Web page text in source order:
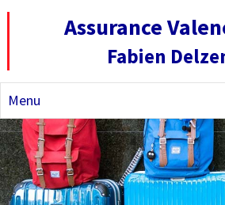
Assurance
Fabien
Menu